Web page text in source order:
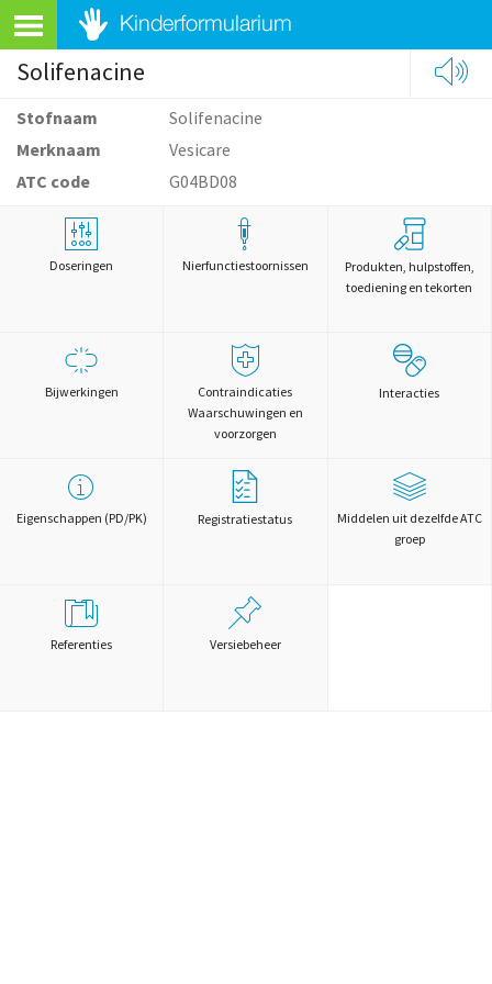
Solifenacine
Stofnaam
Solifenacine
Merknaam
Vesicare
ATC code
G04BD08
Doseringen Nierfunctiestoornissen
Produkten, hulpstoffen,
toediening en tekorten
Bijwerkingen
Contraindicaties
Waarschuwingen en
voorzorgen
Interacties
Eigenschappen (PD/PK) Registratiestatus
Middelen uit dezelfde ATC
groep
Referenties Versiebeheer